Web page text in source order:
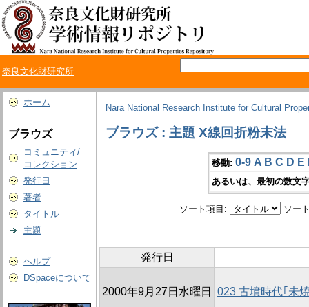
奈良文化財研究所
ホーム
ブラウズ
コミュニティ/
コレクション
発行日
著者
タイトル
主題
ヘルプ
DSpaceについて
Nara National Research Institute for Cultural
ブラウズ : 主題 X線回折粉末法
移動: 0-9 A B C D E
あるいは、最初の数文
ソート項目: ソー
発行日
2000年9月27日水曜日 023 古墳時代｢未